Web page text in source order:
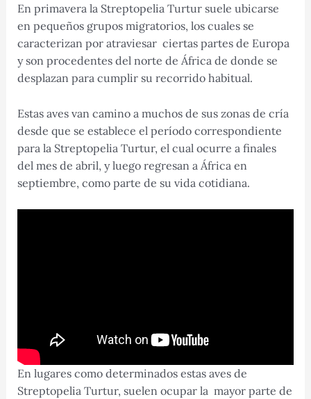
En primavera la Streptopelia Turtur suele ubicarse
en pequeños grupos migratorios, los cuales se
caracterizan por atraviesar ciertas partes de Europa
y son procedentes del norte de África de donde se
desplazan para cumplir su recorrido habitual.
Estas aves van camino a muchos de sus zonas de cría
desde que se establece el período correspondiente
para la Streptopelia Turtur, el cual ocurre a finales
del mes de abril, y luego regresan a África en
septiembre, como parte de su vida cotidiana.
En lugares como determinados estas aves de
Streptopelia Turtur, suelen ocupar la mayor parte de